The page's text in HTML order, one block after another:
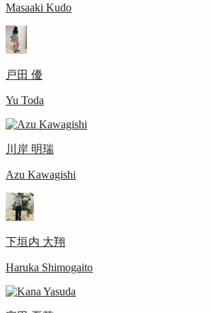
Masaaki Kudo
戸田 優
Yu Toda
川岸 明瑞
Azu Kawagishi
下垣内 大翔
Haruka Shimogaito